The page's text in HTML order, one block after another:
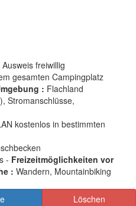
freiwillig
gesamten Campingplatz
: Flachland
Stromanschlüsse,
kostenlos in bestimmten
- Freizeitmöglichkeiten vor
: Wandern, Mountainbiking
Löschen